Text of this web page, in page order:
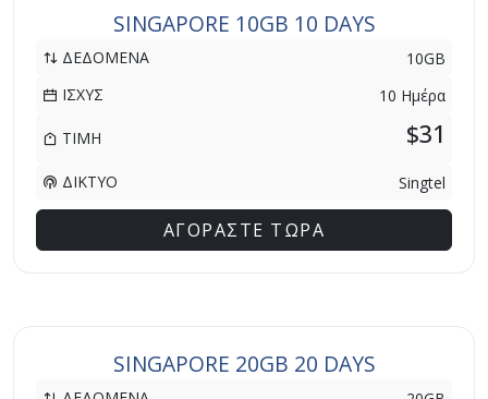
SINGAPORE 10GB 10 DAYS
ΔΕΔΟΜΕΝΑ
10GB
ΙΣΧΥΣ
10 Ημέρα
ΤΙΜΗ $31
ΔΙΚΤΥΟ Singtel
ΑΓΟΡΑΣΤΕ ΤΩΡΑ
SINGAPORE 20GB 20 DAYS